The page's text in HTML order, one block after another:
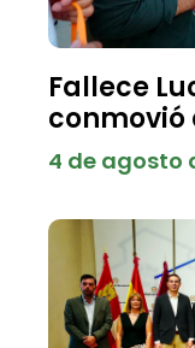
Fallece
4 de agosto